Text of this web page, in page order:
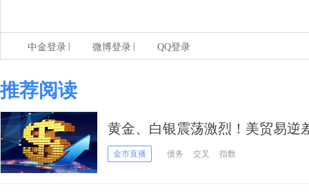
中金登录 微博登录 QQ登录
推荐阅读
黄金、白银震荡激烈！美贸易逆
债涨跌分歧 工业需求驱动银价撑
金市直播 债务 交叉 指数